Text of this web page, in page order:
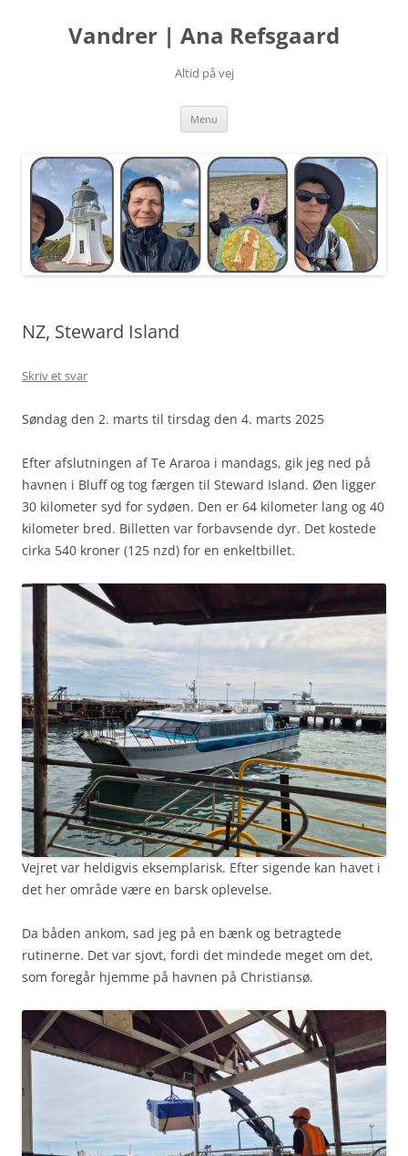
Vandrer | Ana Refsgaard
Altid på vej
Menu
NZ, Steward Island
Skriv et svar
Søndag den 2. marts til tirsdag den 4. marts 2025
Efter afslutningen af Te Araroa i mandags, gik jeg ned på
havnen i Bluff og tog færgen til Steward Island. Øen ligger
30 kilometer syd for sydøen. Den er 64 kilometer lang og 40
kilometer bred. Billetten var forbavsende dyr. Det kostede
cirka 540 kroner (125 nzd) for en enkeltbillet.
Vejret var heldigvis eksemplarisk. Efter sigende kan havet i
det her område være en barsk oplevelse.
Da båden ankom, sad jeg på en bænk og betragtede
rutinerne. Det var sjovt, fordi det mindede meget om det,
som foregår hjemme på havnen på Christiansø.